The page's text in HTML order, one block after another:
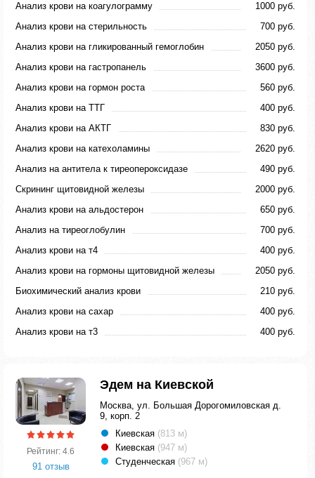
Анализ крови на коагулограмму
1000 руб.
Анализ крови на стерильность
700 руб.
Анализ крови на гликированный гемоглобин
2050 руб.
Анализ крови на гастропанель
3600 руб.
Анализ крови на гормон роста
560 руб.
Анализ крови на ТТГ
400 руб.
Анализ крови на АКТГ
830 руб.
Анализ крови на катехоламины
2620 руб.
Анализ на антитела к тиреопероксидазе
490 руб.
Скрининг щитовидной железы
2000 руб.
Анализ крови на альдостерон
650 руб.
Анализ на тиреоглобулин
700 руб.
Анализ крови на т4
400 руб.
Анализ крови на гормоны щитовидной железы
2050 руб.
Биохимический анализ крови
210 руб.
Анализ крови на сахар
400 руб.
Анализ крови на т3
400 руб.
Рейтинг: 4.6
91 отзыв
Эдем на Киевской
Москва, ул. Большая Дорогомиловская д.
9, корп. 2
Киевская (813 м)
Киевская (947 м)
Студенческая (967 м)